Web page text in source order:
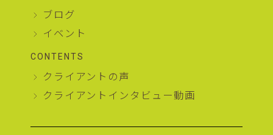
ブログ
イベント
CONTENTS
クライアントの声
クライアントインタビュー動画